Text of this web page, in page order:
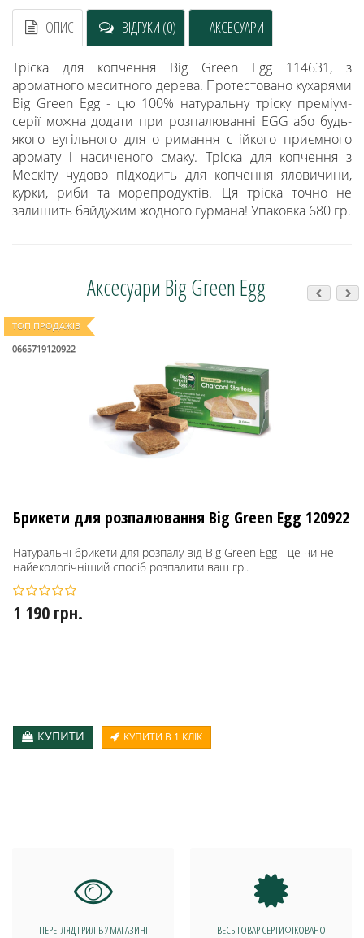
ОПИС ВІДГУКИ (0) АКСЕСУАРИ
Тріска для копчення Big Green Egg 114631, з
ароматного меситного дерева. Протестовано кухарями
Big Green Egg - цю 100% натуральну тріску преміум-
серії можна додати при розпалюванні EGG або будь-
якого вугільного для отримання стійкого приємного
аромату і насиченого смаку. Тріска для копчення з
Мескіту чудово підходить для копчення яловичини,
курки, риби та морепродуктів. Ця тріска точно не
залишить байдужим жодного гурмана! Упаковка 680 гр.
Аксесуари Big Green Egg
ТОП ПРОДАЖІВ
0665719120922
Брикети для розпалювання Big Green Egg 120922
Натуральні брикети для розпалу від Big Green Egg - це чи не
найекологічніший спосіб розпалити ваш гр..
1 190 грн.
КУПИТИ КУПИТИ В 1 КЛІК
ПЕРЕГЛЯД ГРИЛІВ У МАГАЗИНІ ВЕСЬ ТОВАР СЕРТИФІКОВАНО